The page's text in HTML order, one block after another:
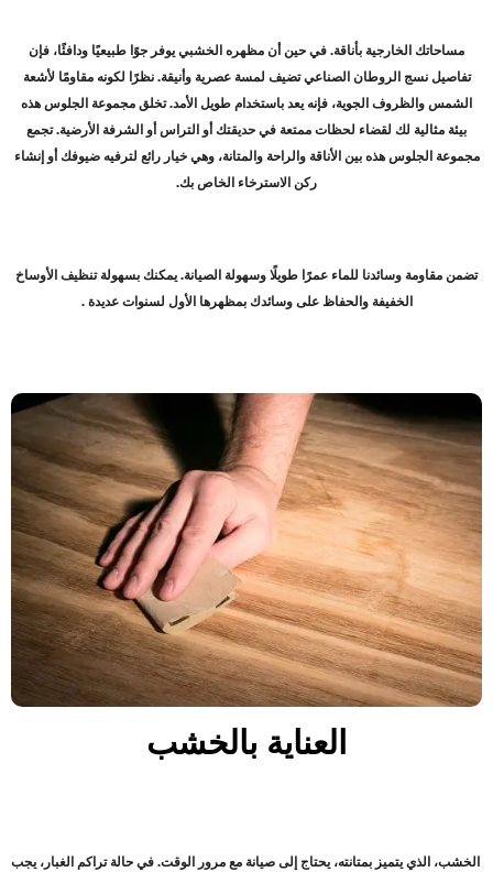
مساحاتك الخارجية بأناقة. في حين أن مظهره الخشبي يوفر جوًا طبيعيًا ودافئًا، فإن
تفاصيل نسج الروطان الصناعي تضيف لمسة عصرية وأنيقة. نظرًا لكونه مقاومًا لأشعة
الشمس والظروف الجوية، فإنه يعد باستخدام طويل الأمد. تخلق مجموعة الجلوس هذه
بيئة مثالية لك لقضاء لحظات ممتعة في حديقتك أو التراس أو الشرفة الأرضية. تجمع
مجموعة الجلوس هذه بين الأناقة والراحة والمتانة، وهي خيار رائع لترفيه ضيوفك أو إنشاء
ركن الاسترخاء الخاص بك.
تضمن مقاومة وسائدنا للماء عمرًا طويلًا وسهولة الصيانة. يمكنك بسهولة تنظيف الأوساخ
الخفيفة والحفاظ على وسائدك بمظهرها الأول لسنوات عديدة .
العناية بالخشب
الخشب، الذي يتميز بمتانته، يحتاج إلى صيانة مع مرور الوقت. في حالة تراكم الغبار، يجب